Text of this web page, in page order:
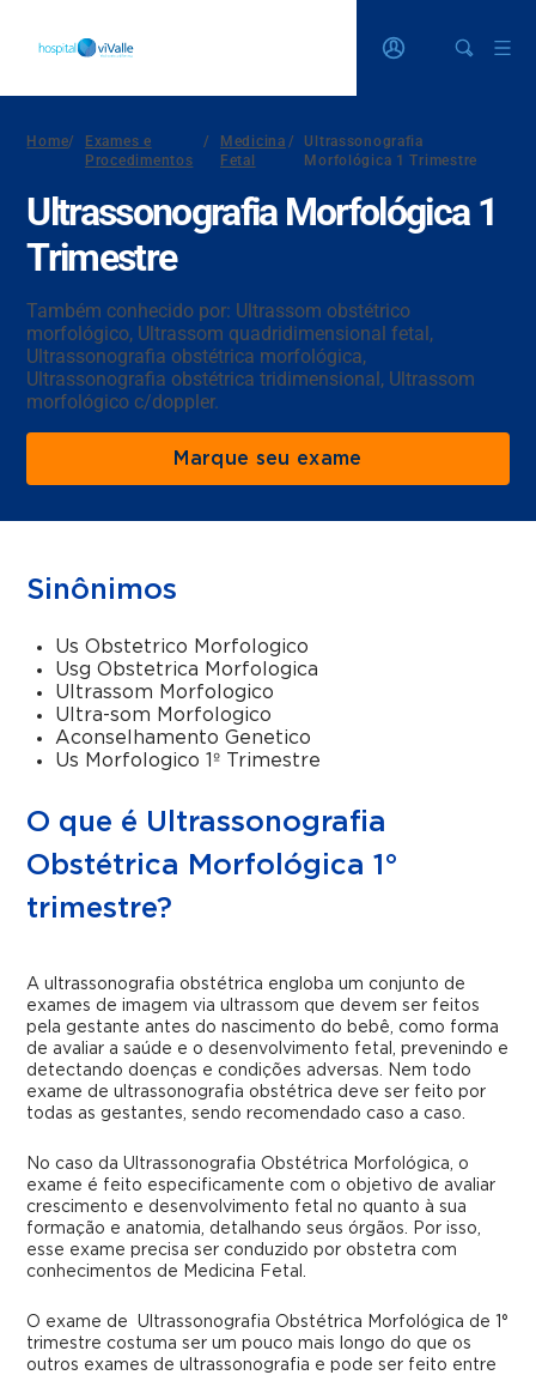
Home/
Exames e
Procedimentos
/
Medicina
Fetal
/
Ultrassonografia
Morfológica 1 Trimestre
Ultrassonografia Morfológica 1
Trimestre
Também conhecido por: Ultrassom obstétrico
morfológico, Ultrassom quadridimensional fetal,
Ultrassonografia obstétrica morfológica,
Ultrassonografia obstétrica tridimensional, Ultrassom
morfológico c/doppler.
Marque seu exame
Sinônimos
Us Obstetrico Morfologico
Usg Obstetrica Morfologica
Ultrassom Morfologico
Ultra-som Morfologico
Aconselhamento Genetico
Us Morfologico 1º Trimestre
O que é Ultrassonografia
Obstétrica Morfológica 1°
trimestre?
A ultrassonografia obstétrica engloba um conjunto de
exames de imagem via ultrassom que devem ser feitos
pela gestante antes do nascimento do bebê, como forma
de avaliar a saúde e o desenvolvimento fetal, prevenindo e
detectando doenças e condições adversas. Nem todo
exame de ultrassonografia obstétrica deve ser feito por
todas as gestantes, sendo recomendado caso a caso.
No caso da Ultrassonografia Obstétrica Morfológica, o
exame é feito especificamente com o objetivo de avaliar
crescimento e desenvolvimento fetal no quanto à sua
formação e anatomia, detalhando seus órgãos. Por isso,
esse exame precisa ser conduzido por obstetra com
conhecimentos de Medicina Fetal.
O exame de Ultrassonografia Obstétrica Morfológica de 1°
trimestre costuma ser um pouco mais longo do que os
outros exames de ultrassonografia e pode ser feito entre